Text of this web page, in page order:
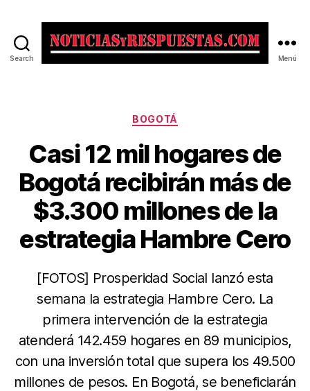
Search Menú
Categorías
BOGOTÁ
Casi 12 mil hogares de
Bogotá recibirán más de
$3.300 millones de la
estrategia Hambre Cero
[FOTOS] Prosperidad Social lanzó esta
semana la estrategia Hambre Cero. La
primera intervención de la estrategia
atenderá 142.459 hogares en 89 municipios,
con una inversión total que supera los 49.500
millones de pesos. En Bogotá, se beneficiarán